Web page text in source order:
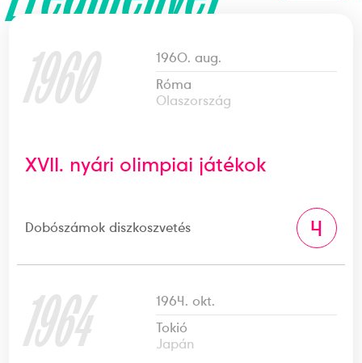
1960
1960. aug.
Róma
Olaszország
XVII. nyári olimpiai játékok
Dobószámok diszkoszvetés 4
1964
1964. okt.
Tokió
Japán